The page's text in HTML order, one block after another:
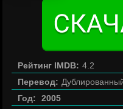
Рейтинг IMDB: 4.2
Перевод:
Год:
2005